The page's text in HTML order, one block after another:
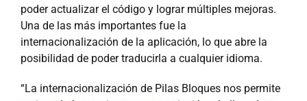
poder actualizar el código y lograr múltiples mejoras.
Una de las más importantes fue la
internacionalización de la aplicación, lo que abre la
posibilidad de poder traducirla a cualquier idioma.
“La internacionalización de Pilas Bloques nos permite